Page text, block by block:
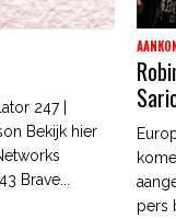
247 |
Bekijk hier
Brave...
pers